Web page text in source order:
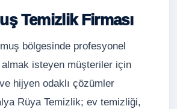
Temizlik Firması
bölgesinde profesyonel
isteyen müşteriler için
hijyen odaklı çözümler
Rüya Temizlik; ev temizliği,